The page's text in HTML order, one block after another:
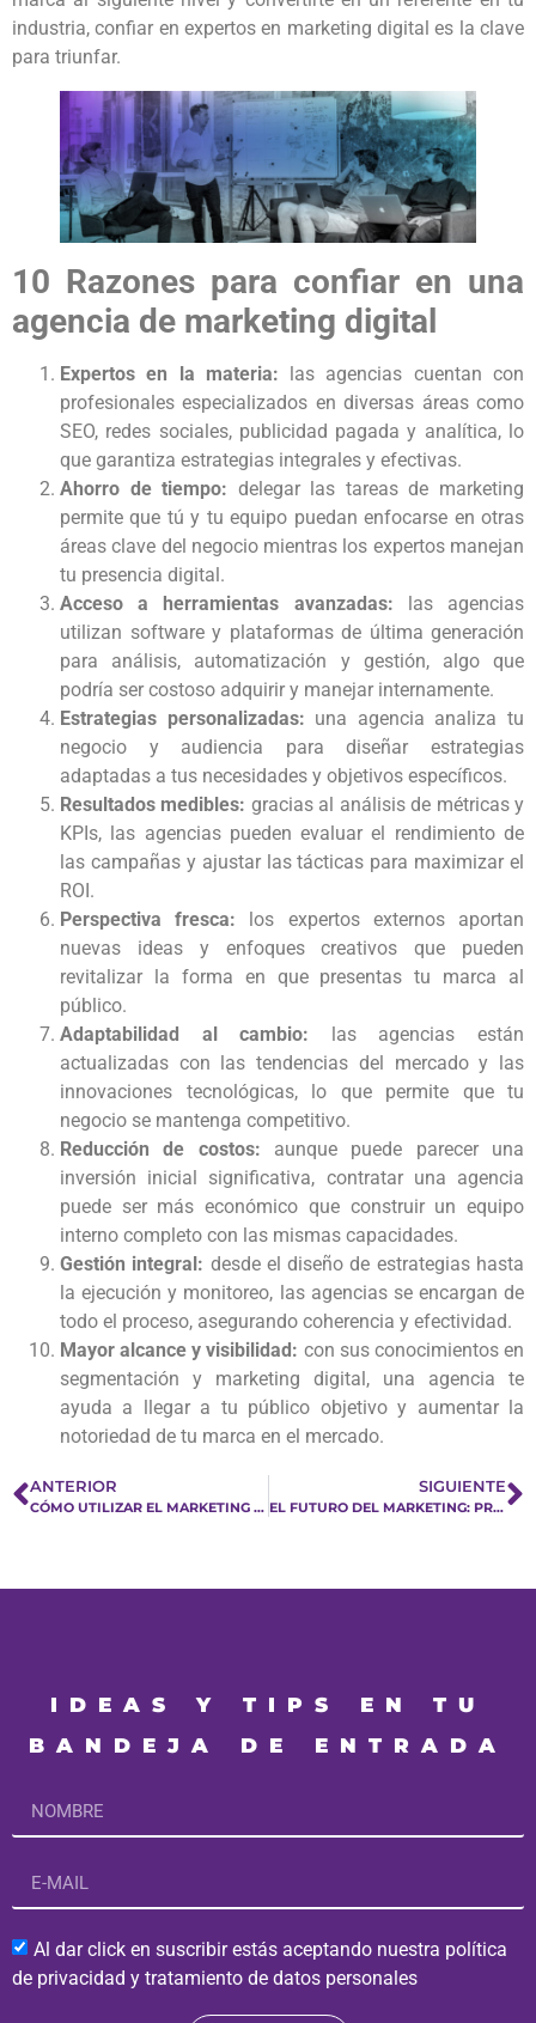
industria, confiar en expertos en marketing digital es la clave
para triunfar.
10 Razones para confiar en una
agencia de marketing digital
Expertos en la materia: las agencias cuentan con
profesionales especializados en diversas áreas como
SEO, redes sociales, publicidad pagada y analítica, lo
que garantiza estrategias integrales y efectivas.
Ahorro de tiempo: delegar las tareas de marketing
permite que tú y tu equipo puedan enfocarse en otras
áreas clave del negocio mientras los expertos manejan
tu presencia digital.
Acceso a herramientas avanzadas: las agencias
utilizan software y plataformas de última generación
para análisis, automatización y gestión, algo que
podría ser costoso adquirir y manejar internamente.
Estrategias personalizadas: una agencia analiza tu
negocio y audiencia para diseñar estrategias
adaptadas a tus necesidades y objetivos específicos.
Resultados medibles: gracias al análisis de métricas y
KPIs, las agencias pueden evaluar el rendimiento de
las campañas y ajustar las tácticas para maximizar el
ROI.
Perspectiva fresca: los expertos externos aportan
nuevas ideas y enfoques creativos que pueden
revitalizar la forma en que presentas tu marca al
público.
Adaptabilidad al cambio: las agencias están
actualizadas con las tendencias del mercado y las
innovaciones tecnológicas, lo que permite que tu
negocio se mantenga competitivo.
Reducción de costos: aunque puede parecer una
inversión inicial significativa, contratar una agencia
puede ser más económico que construir un equipo
interno completo con las mismas capacidades.
Gestión integral: desde el diseño de estrategias hasta
la ejecución y monitoreo, las agencias se encargan de
todo el proceso, asegurando coherencia y efectividad.
Mayor alcance y visibilidad: con sus conocimientos en
segmentación y marketing digital, una agencia te
ayuda a llegar a tu público objetivo y aumentar la
notoriedad de tu marca en el mercado.
ANTERIOR
CÓMO UTILIZAR EL MARKETING POR CORREO ELECTRÓNICO PARA MEJORAR LA LEALTAD DEL CLIENTE.
SIGUIENTE
EL FUTURO DEL MARKETING: PREDICCIONES Y PERSPECTIVAS.
IDEAS Y TIPS EN TU
BANDEJA DE ENTRADA
Al dar click en suscribir estás aceptando nuestra política
de privacidad y tratamiento de datos personales